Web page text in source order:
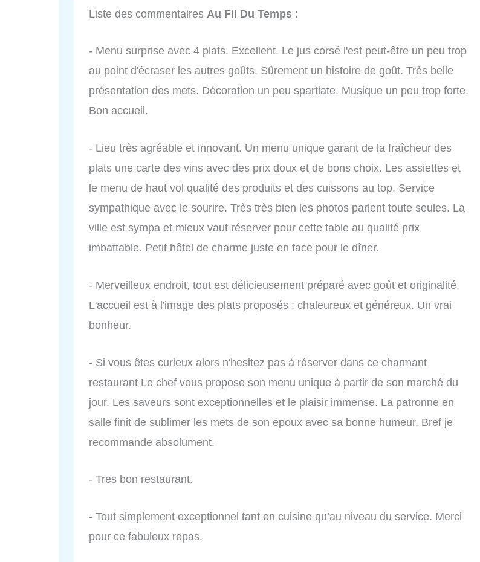
Liste des commentaires Au Fil Du Temps :
- Menu surprise avec 4 plats. Excellent. Le jus corsé l'est peut-être un peu trop
au point d'écraser les autres goûts. Sûrement un histoire de goût. Très belle
présentation des mets. Décoration un peu spartiate. Musique un peu trop forte.
Bon accueil.
- Lieu très agréable et innovant. Un menu unique garant de la fraîcheur des
plats une carte des vins avec des prix doux et de bons choix. Les assiettes et
le menu de haut vol qualité des produits et des cuissons au top. Service
sympathique avec le sourire. Très très bien les photos parlent toute seules. La
ville est sympa et mieux vaut réserver pour cette table au qualité prix
imbattable. Petit hôtel de charme juste en face pour le dîner.
- Merveilleux endroit, tout est délicieusement préparé avec goût et originalité.
L'accueil est à l'image des plats proposés : chaleureux et généreux. Un vrai
bonheur.
- Si vous êtes curieux alors n'hesitez pas à réserver dans ce charmant
restaurant Le chef vous propose son menu unique à partir de son marché du
jour. Les saveurs sont exceptionnelles et le plaisir immense. La patronne en
salle finit de sublimer les mets de son époux avec sa bonne humeur. Bref je
recommande absolument.
- Tres bon restaurant.
- Tout simplement exceptionnel tant en cuisine qu’au niveau du service. Merci
pour ce fabuleux repas.